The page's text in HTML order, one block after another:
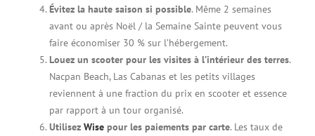
Évitez la haute saison si possible. Même 2 semaines
avant ou après Noël / la Semaine Sainte peuvent vous
faire économiser 30 % sur l’hébergement.
Louez un scooter pour les visites à l’intérieur des terres.
Nacpan Beach, Las Cabanas et les petits villages
reviennent à une fraction du prix en scooter et essence
par rapport à un tour organisé.
Utilisez Wise pour les paiements par carte. Les taux de